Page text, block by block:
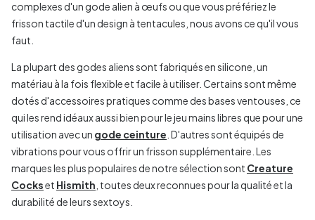
complexes d'un gode alien à œufs ou que vous préfériez le
frisson tactile d'un design à tentacules, nous avons ce qu'il vous
faut.
La plupart des godes aliens sont fabriqués en silicone, un
matériau à la fois flexible et facile à utiliser. Certains sont même
dotés d'accessoires pratiques comme des bases ventouses, ce
qui les rend idéaux aussi bien pour le jeu mains libres que pour une
utilisation avec un gode ceinture . D'autres sont équipés de
vibrations pour vous offrir un frisson supplémentaire. Les
marques les plus populaires de notre sélection sont Creature
Cockset Hismith , toutes deux reconnues pour la qualité et la
durabilité de leurs sextoys.